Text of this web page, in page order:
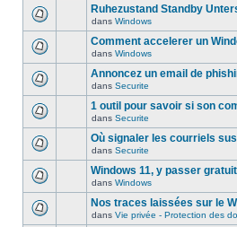
Ruhezustand Standby
dans Windows
Comment accelerer un
dans Windows
Annoncez un email de
dans Securite
1 outil pour savoir si son
dans Securite
Où signaler les courriels
dans Securite
Windows 11, y passer
dans Windows
Nos traces laissées sur le
dans Vie privée - Protection des